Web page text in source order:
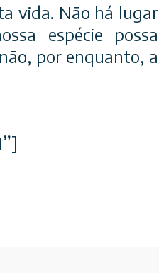
vida. Não há lugar
espécie possa
por enquanto, a